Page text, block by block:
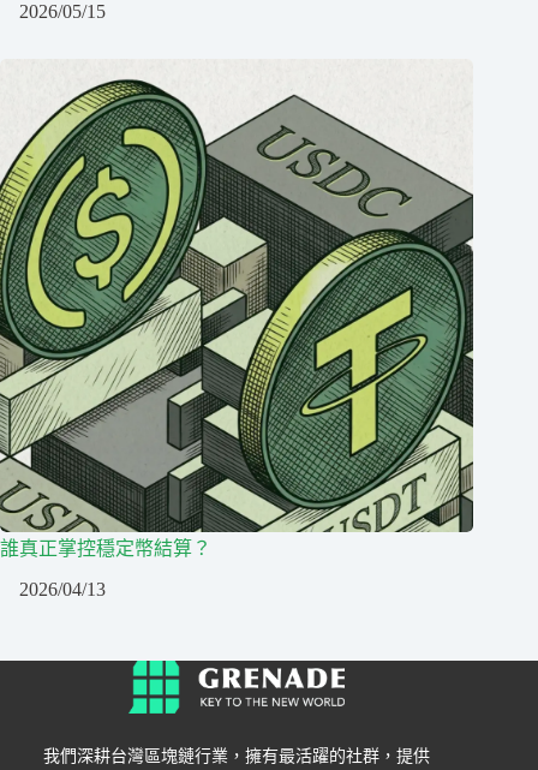
2026/05/15
誰真正掌控穩定幣結算？
2026/04/13
我們深耕台灣區塊鏈行業，擁有最活躍的社群，提供